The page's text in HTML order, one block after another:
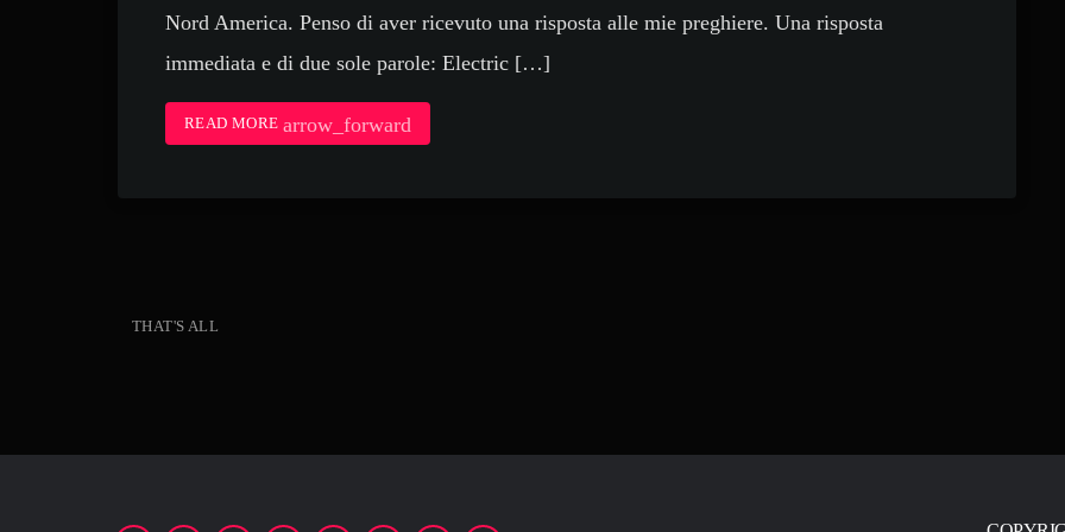
Nord America. Penso di aver ricevuto una risposta alle mie preghiere. Una risposta
immediata e di due sole parole: Electric […]
READ MORE arrow_forward
THAT'S ALL